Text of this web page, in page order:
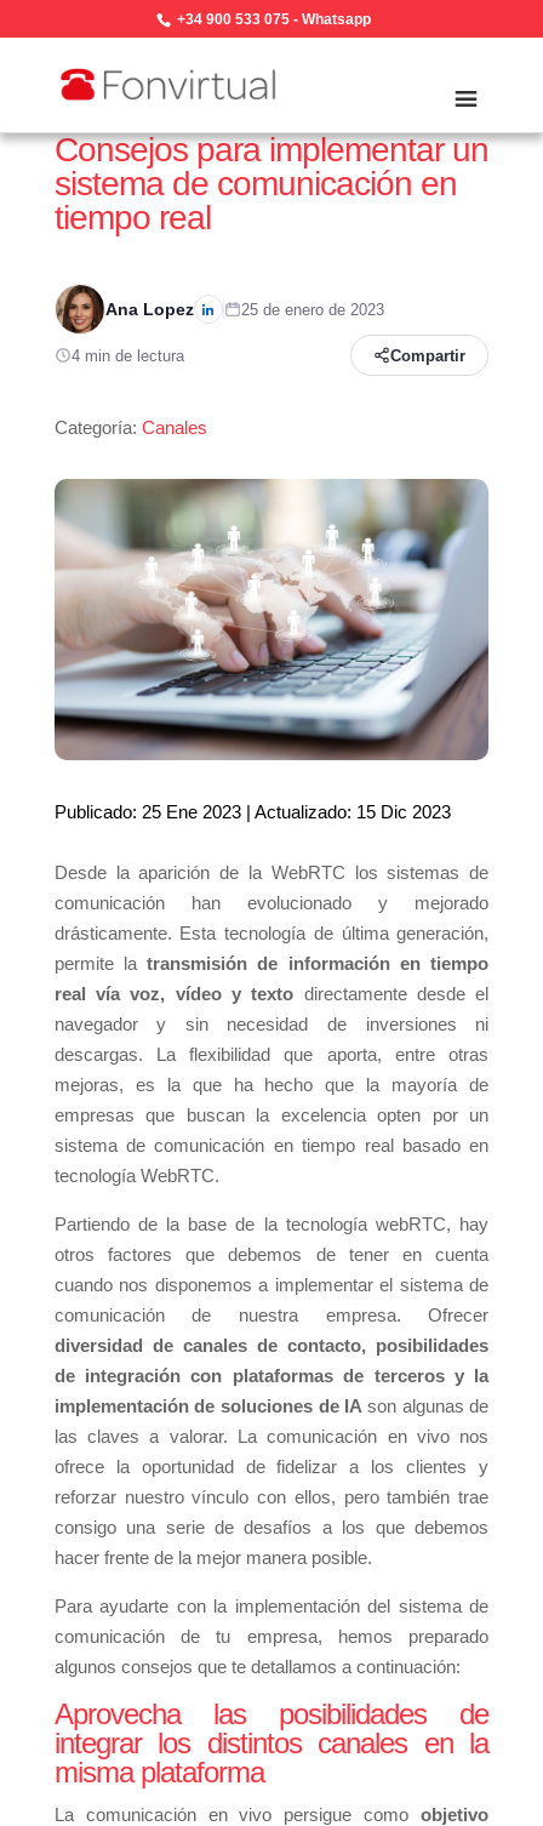
+34 900 533 075- Whatsapp
Consejos para implementar un
sistema de comunicación en
tiempo real
Ana Lopez 25 de enero de 2023
4 min de lectura Compartir
Categoría: Canales
Publicado: 25 Ene 2023 | Actualizado: 15 Dic 2023
Desde la aparición de la WebRTC los sistemas de
comunicación han evolucionado y mejorado
drásticamente. Esta tecnología de última generación,
permite latransmisión de información en tiempo
real vía voz, vídeo y texto directamente desde el
navegador y sin necesidad de inversiones ni
descargas. La flexibilidad que aporta, entre otras
mejoras, es la que ha hecho que la mayoría de
empresas que buscan la excelencia opten por un
sistema de comunicación en tiempo real basado en
tecnología WebRTC.
Partiendo de la base de la tecnología webRTC, hay
otros factores que debemos de tener en cuenta
cuando nos disponemos a implementar el sistema de
comunicación de nuestra empresa. Ofrecer
diversidad de canales de contacto, posibilidades
de integración con plataformas de terceros y la
implementación de soluciones de IA son algunas de
las claves a valorar. La comunicación en vivo nos
ofrece la oportunidad de fidelizar a los clientes y
reforzar nuestro vínculo con ellos, pero también trae
consigo una serie de desafíos a los que debemos
hacer frente de la mejor manera posible.
Para ayudarte con la implementación del sistema de
comunicación de tu empresa, hemos preparado
algunos consejos que te detallamos a continuación:
Aprovecha las posibilidades de
integrar los distintos canales en la
misma plataforma
La comunicación en vivo persigue comoobjetivo